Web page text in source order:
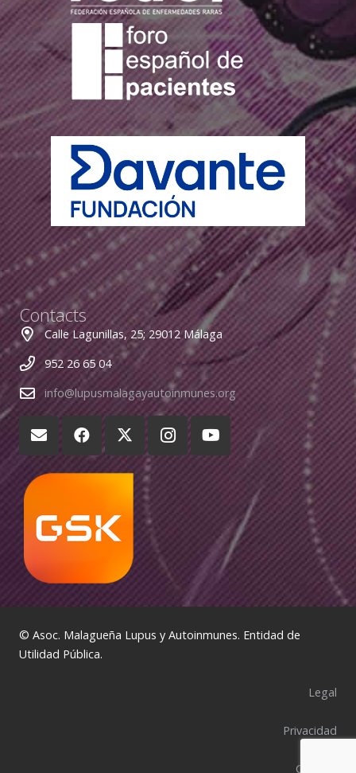
Contacts
Calle Lagunillas, 25; 29012 Málaga
952 26 65 04
info@lupusmalagayautoinmunes.org
© Asoc. Malagueña Lupus y Autoinmunes. Entidad de
Utilidad Pública.
Legal
Privacidad
Cookies